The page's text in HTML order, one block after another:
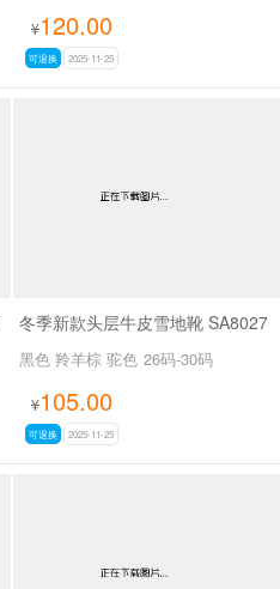
¥120.00
可退换 2025-11-25
冬季新款头层牛皮雪地靴 SA8027
黑色 羚羊棕 驼色 26码-30码
¥105.00
可退换 2025-11-25